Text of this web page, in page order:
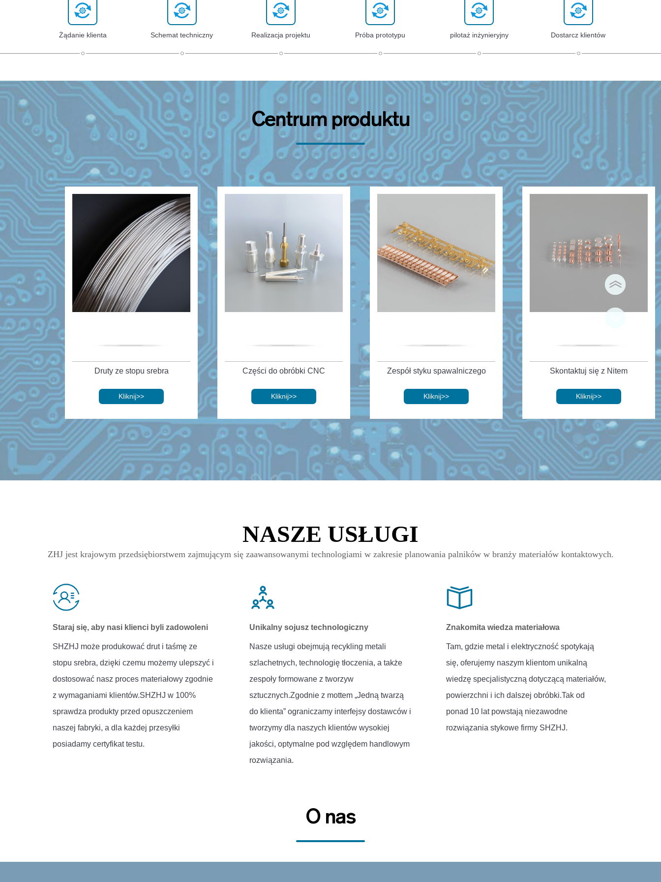
Żądanie klienta Schemat techniczny Realizacja projektu Próba prototypu pilotaż inżynieryjny Dostarcz klientów
Centrum produktu
Druty ze stopu srebra
Kliknij>>
Części do obróbki CNC
Kliknij>>
Zespół styku spawalniczego
Kliknij>>
Skontaktuj się z Nitem
Kliknij>>
NASZE USŁUGI
ZHJ jest krajowym przedsiębiorstwem zajmującym się zaawansowanymi technologiami w zakresie planowania palników w branży materiałów kontaktowych.
Staraj się, aby nasi klienci byli zadowoleni
SHZHJ może produkować drut i taśmę ze
stopu srebra, dzięki czemu możemy ulepszyć i
dostosować nasz proces materiałowy zgodnie
z wymaganiami klientów.SHZHJ w 100%
sprawdza produkty przed opuszczeniem
naszej fabryki, a dla każdej przesyłki
posiadamy certyfikat testu.
Unikalny sojusz technologiczny
Nasze usługi obejmują recykling metali
szlachetnych, technologię tłoczenia, a także
zespoły formowane z tworzyw
sztucznych.Zgodnie z mottem „Jedną twarzą
do klienta” ograniczamy interfejsy dostawców i
tworzymy dla naszych klientów wysokiej
jakości, optymalne pod względem handlowym
rozwiązania.
Znakomita wiedza materiałowa
Tam, gdzie metal i elektryczność spotykają
się, oferujemy naszym klientom unikalną
wiedzę specjalistyczną dotyczącą materiałów,
powierzchni i ich dalszej obróbki.Tak od
ponad 10 lat powstają niezawodne
rozwiązania stykowe firmy SHZHJ.
O nas